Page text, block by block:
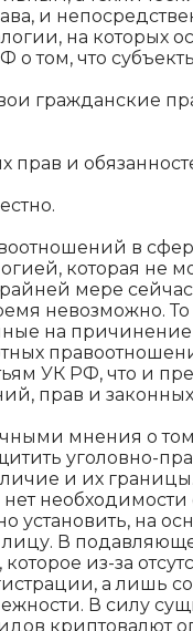
и
на которых
о том, что
гражданские
прав и
в
которая не
мере
невозможно.
на причинение
УК РФ, что и
прав и
мнения о
уголовно-
и их границы.
необходимости
установить, на
В
из-за
а лишь
В силу
криптовалют